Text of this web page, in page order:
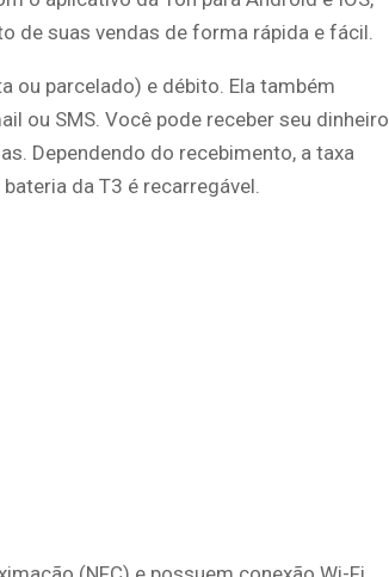
de suas vendas de forma rápida e fácil.
ou parcelado) e débito. Ela também
ou SMS. Você pode receber seu dinheiro
Dependendo do recebimento, a taxa
da T3 é recarregável.